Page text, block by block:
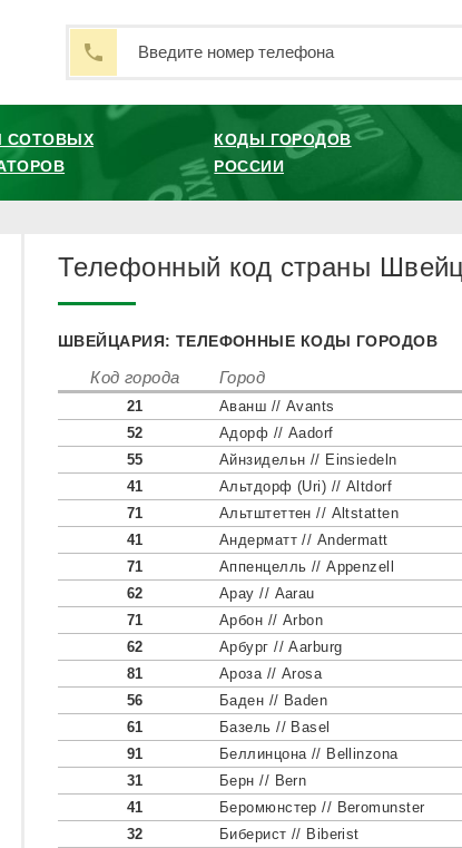
СОТОВЫХ
КОДЫ ГОРОДОВ
РОССИИ
Телефонный код страны
ШВЕЙЦАРИЯ: ТЕЛЕФОННЫЕ КОДЫ ГОРОДОВ
Код города Город
21
Аванш // Avants
52
Адорф // Aadorf
55
Айнзидельн // Einsiedeln
41
Альтдорф (Uri) // Altdorf
71
Альтштеттен // Altstatten
41
Андерматт // Andermatt
71
Аппенцелль // Appenzell
62
Арау // Aarau
71
Арбон // Arbon
62
Арбург // Aarburg
81
Ароза // Arosa
56
Баден // Baden
61
Базель // Basel
91
Беллинцона // Bellinzona
31
Берн // Bern
41
Беромюнстер // Beromunster
32
Биберист // Biberist